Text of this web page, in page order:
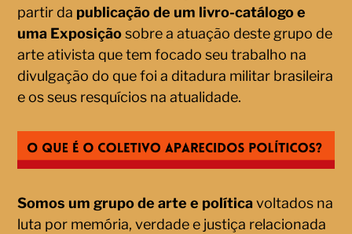
partir da publicação de um livro-catálogo e
uma Exposiçãosobre a atuação deste grupo de
arte ativista que tem focado seu trabalho na
divulgação do que foi a ditadura militar brasileira
e os seus resquícios na atualidade.
Somos um grupo de arte e políticavoltados na
luta por memória, verdade e justiça relacionada